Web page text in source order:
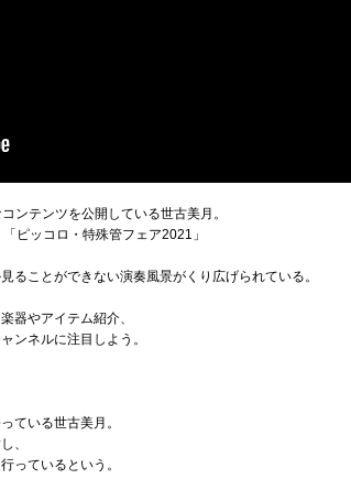
ンテンツを公開している世古美月。
ピッコロ・特殊管フェア2021」
ることができない演奏風景がくり広げられている。
器やアイテム紹介、
ンネルに注目しよう。
ている世古美月。
、
っているという。